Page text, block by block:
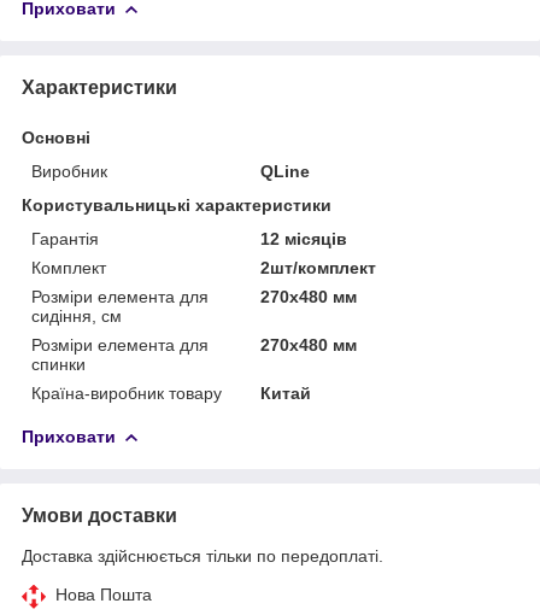
Приховати
Характеристики
Основні
Виробник
QLine
Користувальницькі характеристики
Гарантія
12 місяців
Комплект
2шт/комплект
Розміри елемента для
сидіння, см
270x480 мм
Розміри елемента для
спинки
270x480 мм
Країна-виробник товару Китай
Приховати
Умови доставки
Доставка здійснюється тільки по передоплаті.
Нова Пошта